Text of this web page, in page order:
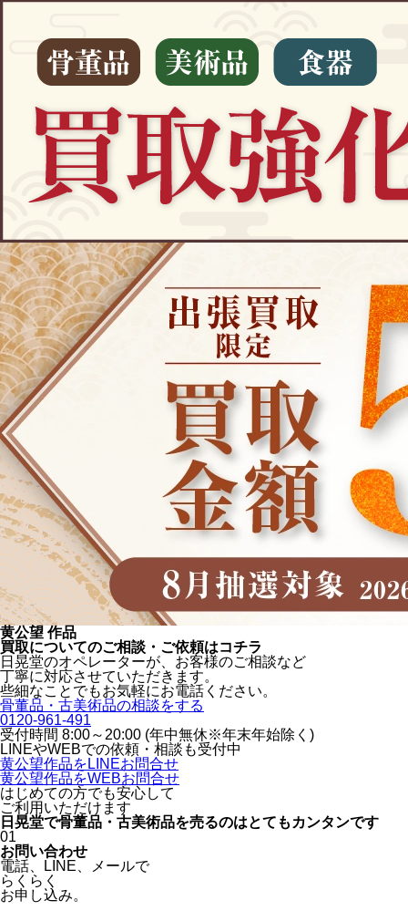
黄公望 作品
買取についてのご相談・ご依頼はコチラ
日晃堂のオペレーターが、お客様のご相談など
丁寧に対応させていただきます。
些細なことでもお気軽にお電話ください。
骨董品・古美術品の相談をする
0120-961-491
受付時間 8:00～20:00 (年中無休※年末年始除く)
LINEやWEBでの依頼・相談も受付中
黄公望作品をLINEお問合せ
黄公望作品をWEBお問合せ
はじめての方でも安心して
ご利用いただけます
日晃堂で骨董品・古美術品を売るのはとても カンタンです
01
お問い合わせ
電話、
LINE、
メールで
らくらく
お申し込み。